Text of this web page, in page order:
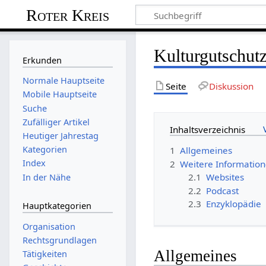
Roter Kreis
Seite Diskussion
Inhaltsverzeichnis
1 Allgemeines
2 Weitere
2.1 Websites
2.2 Podcast
2.3 Enzyklopädie
Allgemeines
Erkunden
Normale Hauptseite
Mobile Hauptseite
Suche
Zufälliger Artikel
Heutiger Jahrestag
Kategorien
Index
In der Nähe
Hauptkategorien
Organisation
Rechtsgrundlagen
Tätigkeiten